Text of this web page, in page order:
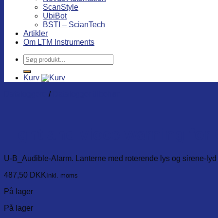
ScanStyle
UbiBot
BSTI – ScianTech
Artikler
Om LTM Instruments
Søg
efter:
Kurv
/
U-B_Audible-Alarm. Lanterne med roterende lys og sirene-
487,50 DKK Inkl. moms
På lager
På lager